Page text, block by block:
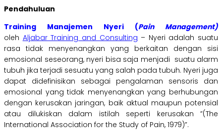
Pendahuluan
Training Manajemen Nyeri (Pain Management)
oleh Aljabar Training and Consulting – Nyeri adalah suatu
rasa tidak menyenangkan yang berkaitan dengan sisi
emosional seseorang, nyeri bisa saja menjadi suatu alarm
tubuh jika terjadi sesuatu yang salah pada tubuh. Nyeri juga
dapat didefinisikan sebagai pengalaman sensoris dan
emosional yang tidak menyenangkan yang berhubungan
dengan kerusakan jaringan, baik aktual maupun potensial
atau dilukiskan dalam istilah seperti kerusakan ”(The
International Association for the Study of Pain, 1979)”.